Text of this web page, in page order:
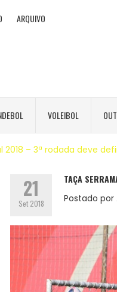
ARQUIVO
VOLEIBOL
2018 – 3ª rodada deve
21
Set 2018
TAÇA
Postado por